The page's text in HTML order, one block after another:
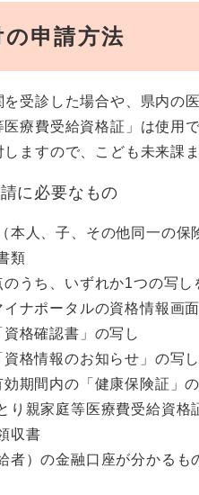
申請方法
受診した場合や、県内の
医療費受給資格証」は使用
ますので、こども未来課
に必要なもの
本人、子、その他同一の
類
うち、いずれか1つの写し
ポータルの資格情報画面
確認書」の写し
情報のお知らせ」の写し
間内の「健康保険証」の
り親家庭等医療費受給資格
収書
者）の金融口座が分かるも